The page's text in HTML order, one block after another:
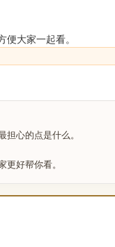
大家一起看。
心的点是什么。
好帮你看。